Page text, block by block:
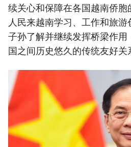
续关心和保障在各国越南侨
人民来越南学习、工作和旅
子孙了解并继续发挥桥梁作
国之间历史悠久的传统友好关